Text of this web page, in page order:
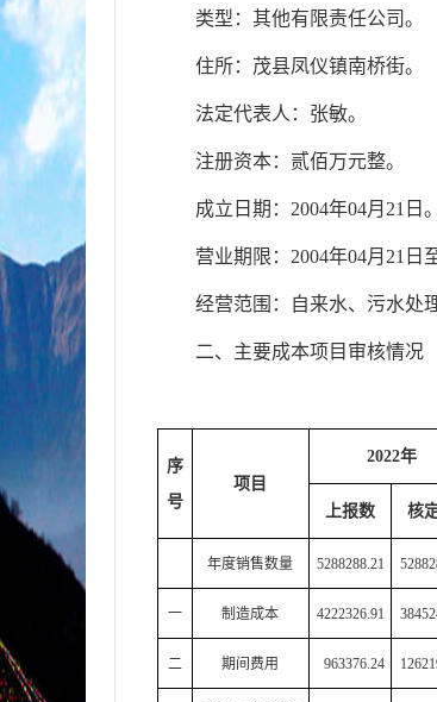
类型：其他有限责任公司。
住所：茂县凤仪镇南桥街。
法定代表人： 张敏。
注册资本：贰佰万元整。
成立日期： 2004年04月21日。
营业期限：2004年04月21日
经营范围 ： 自来水、污水处
二、主要成本项目审核情况
序
号
项目
2022年
上报数 核
年度销售数量 5288288.21
一 制造成本 4222326.91
二 期间费用 963376.24